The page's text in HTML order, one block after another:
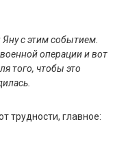
с этим событием.
операции и вот
того, чтобы это
трудности, главное: